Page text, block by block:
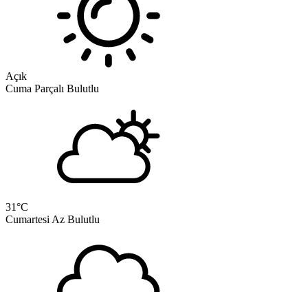
Açık
Cuma Parçalı Bulutlu
31°C
Cumartesi Az Bulutlu